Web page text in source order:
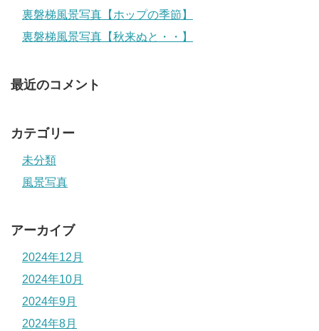
裏磐梯風景写真【ホップの季節】
裏磐梯風景写真【秋来ぬと・・】
最近のコメント
カテゴリー
未分類
風景写真
アーカイブ
2024年12月
2024年10月
2024年9月
2024年8月